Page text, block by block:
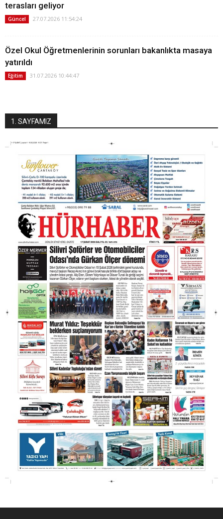
terasları geliyor
Güncel 27.07.2026 11:54:24
Özel Okul Öğretmenlerinin sorunları bakanlıkta masaya
yatırıldı
Eğitim 31.07.2026 10:44:47
1. SAYFAMIZ